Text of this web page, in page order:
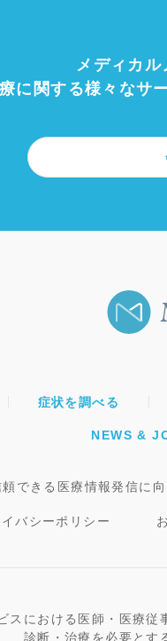
メディカ
に関する様々なサ
症状を調べる
NEWS &
頼できる医療情報発信に
バシーポリシー
スにおける医師・医療従
診断・治療を必要とす